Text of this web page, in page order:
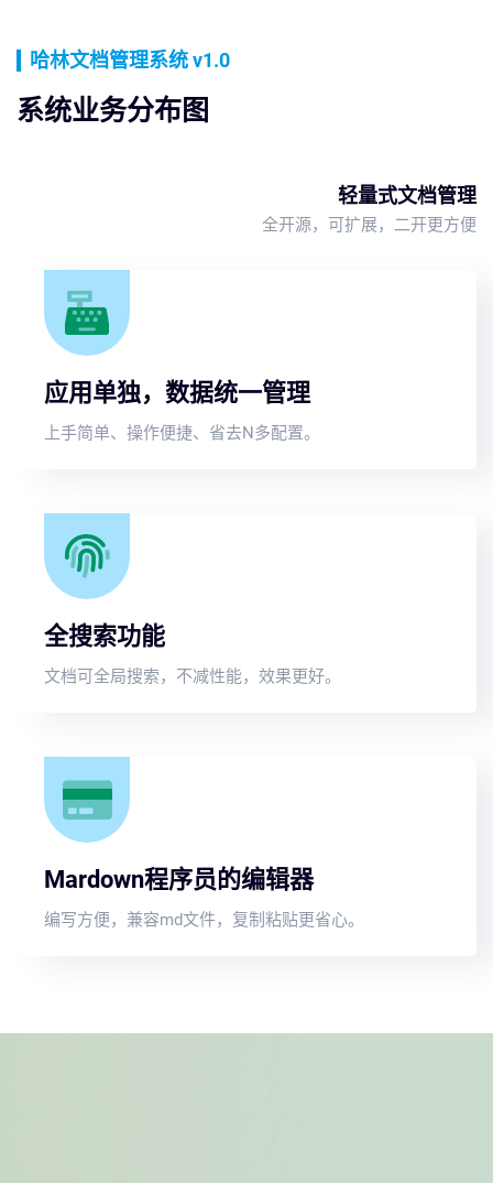
哈林文档管理系统 v1.0
系统业务分布图
轻量式文档管理
全开源，可扩展，二开更方便
应用单独，数据统一管理
上手简单、操作便捷、省去N多配置。
全搜索功能
文档可全局搜索，不减性能，效果更好。
Mardown程序员的编辑器
编写方便，兼容md文件，复制粘贴更省心。